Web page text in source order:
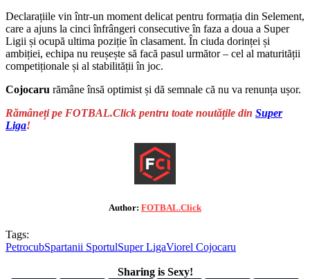
Declarațiile vin într-un moment delicat pentru formația din Selement,
care a ajuns la cinci înfrângeri consecutive în faza a doua a Super
Ligii și ocupă ultima poziție în clasament. În ciuda dorinței și
ambiției, echipa nu reușește să facă pasul următor – cel al maturității
competiționale și al stabilității în joc.
Cojocaru rămâne însă optimist și dă semnale că nu va renunța ușor.
Rămâneți pe FOTBAL.Click pentru toate noutățile din Super
Liga!
Author: FOTBAL.Click
Tags:
PetrocubSpartanii SportulSuper LigaViorel Cojocaru
Sharing is Sexy!